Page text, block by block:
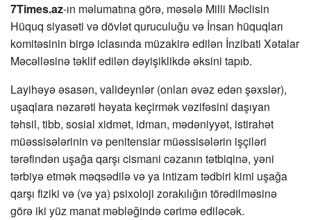
7Times.az-ın məlumatına görə, məsələ Milli Məclisin
Hüquq siyasəti və dövlət quruculuğu və İnsan hüquqları
komitəsinin birgə iclasında müzakirə edilən İnzibati Xətalar
Məcəlləsinə təklif edilən dəyişiklikdə əksini tapıb.
Layihəyə əsasən, valideynlər (onları əvəz edən şəxslər),
uşaqlara nəzarəti həyata keçirmək vəzifəsini daşıyan
təhsil, tibb, sosial xidmət, idman, mədəniyyət, istirahət
müəssisələrinin və penitensiar müəssisələrin işçiləri
tərəfindən uşağa qarşı cismani cəzanın tətbiqinə, yəni
tərbiyə etmək məqsədilə və ya intizam tədbiri kimi uşağa
qarşı fiziki və (və ya) psixoloji zorakılığın törədilməsinə
görə iki yüz manat məbləğində cərimə ediləcək.